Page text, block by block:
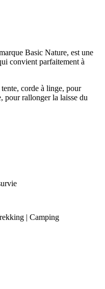
Basic Nature, est une
convient parfaitement à
corde à linge, pour
pour rallonger la laisse du
| Camping